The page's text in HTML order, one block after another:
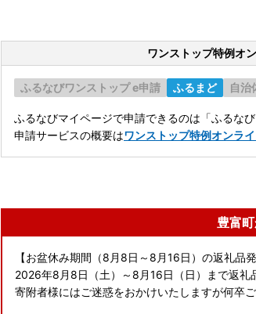
ワンストップ特例オ
ふるなびワンストップ e申請 ふるまど 自治
ふるなびマイページで申請できるのは「ふるな
申請サービスの概要はワンストップ特例オンラ
豊富
【お盆休み期間（8月8日～8月16日）の返礼品発
2026年8月8日（土）～8月16日（日）まで返礼
寄附者様にはご迷惑をおかけいたしますが何卒